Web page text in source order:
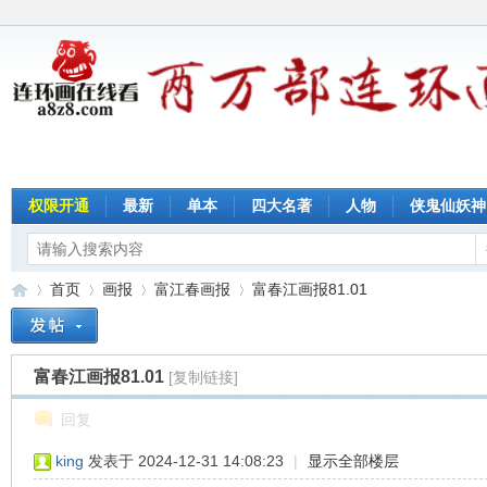
权限开通 最新 单本 四大名著 人物 侠鬼仙妖神
»
首页
›
画报
›
富江春画报
›
富春江画报81.01
富春江画报81.01 [复制链接]
回复
king 发表于 2024-12-31 14:08:23 | 显示全部楼层